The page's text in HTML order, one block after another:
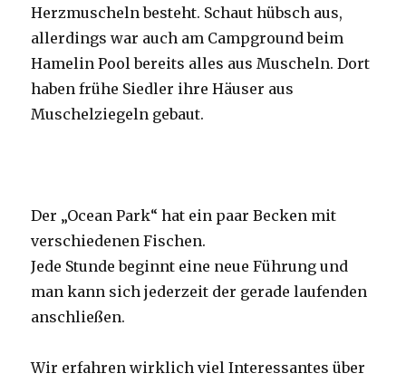
Herzmuscheln besteht. Schaut hübsch aus,
allerdings war auch am Campground beim
Hamelin Pool bereits alles aus Muscheln. Dort
haben frühe Siedler ihre Häuser aus
Muschelziegeln gebaut.
Der „Ocean Park“ hat ein paar Becken mit
verschiedenen Fischen.
Jede Stunde beginnt eine neue Führung und
man kann sich jederzeit der gerade laufenden
anschließen.
Wir erfahren wirklich viel Interessantes über